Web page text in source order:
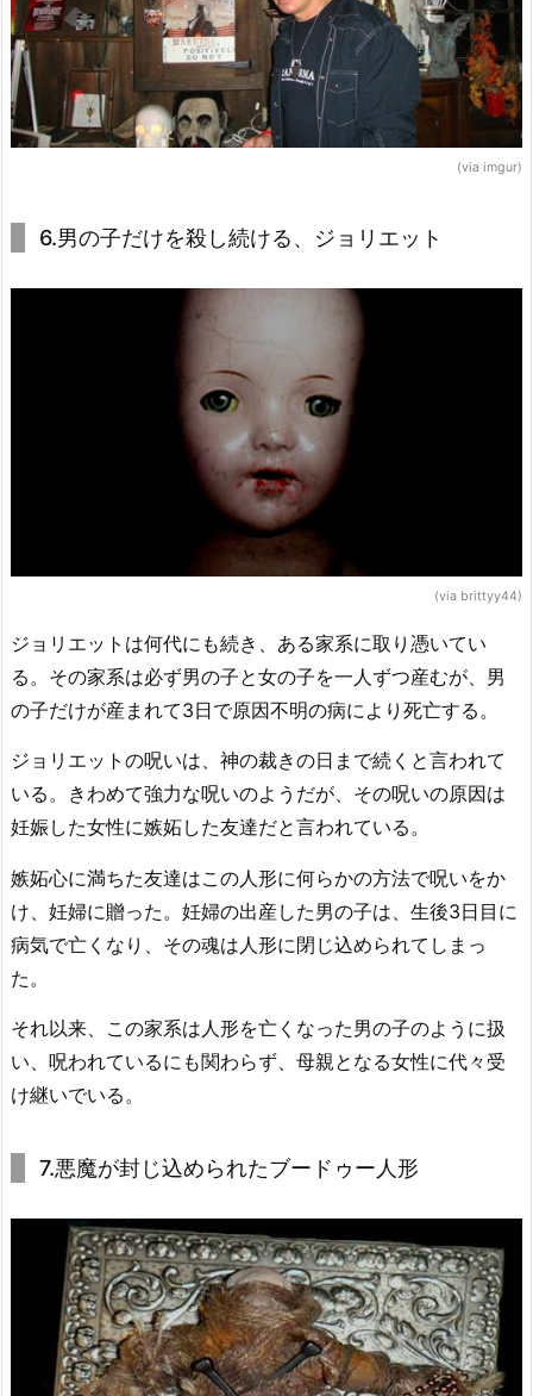
(via imgur)
6.男の子だけを殺し続ける、ジョリエット
(via brittyy44)
ジョリエットは何代にも続き、ある家系に取り憑いてい
る。その家系は必ず男の子と女の子を一人ずつ産むが、男
の子だけが産まれて3日で原因不明の病により死亡する。
ジョリエットの呪いは、神の裁きの日まで続くと言われて
いる。きわめて強力な呪いのようだが、その呪いの原因は
妊娠した女性に嫉妬した友達だと言われている。
嫉妬心に満ちた友達はこの人形に何らかの方法で呪いをか
け、妊婦に贈った。妊婦の出産した男の子は、生後3日目に
病気で亡くなり、その魂は人形に閉じ込められてしまっ
た。
それ以来、この家系は人形を亡くなった男の子のように扱
い、呪われているにも関わらず、母親となる女性に代々受
け継いでいる。
7.悪魔が封じ込められたブードゥー人形